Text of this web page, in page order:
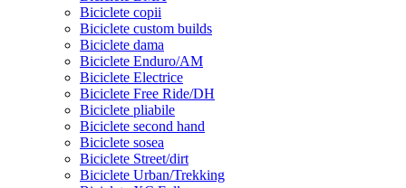
Biciclete copii
Biciclete custom builds
Biciclete dama
Biciclete Enduro/AM
Biciclete Electrice
Biciclete Free Ride/DH
Biciclete pliabile
Biciclete second hand
Biciclete sosea
Biciclete Street/dirt
Biciclete Urban/Trekking